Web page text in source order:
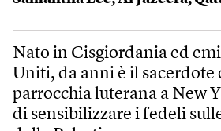
Nato in Cisgiordania ed
Uniti, da anni è il sacerdote
parrocchia luterana a New
di sensibilizzare i fedeli